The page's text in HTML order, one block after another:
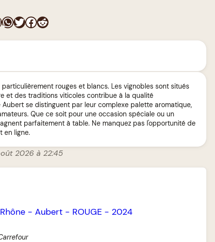
WhatsApp
Twitter
Facebook
Reddit
rouges et blancs. Les vignobles sont situés
et des traditions viticoles contribue à la qualité
se distinguent par leur complexe palette aromatique,
Que ce soit pour une occasion spéciale ou un
parfaitement à table. Ne manquez pas l'opportunité de
en ligne.
2026 à 22:45
- Aubert- ROUGE- 2024